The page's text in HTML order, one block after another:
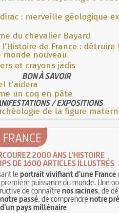
: merveille géologique
du chevalier Bayard
de France : détruire
nouveau
et crayons jadis
BON À SAVOIR
t'aidera
un coq en pâte
/ EXPOSITIONS
de la figure
2000 ANS L'HISTOIRE
DE 1600 ARTICLES ILLUSTRÉS
leportrait vivifiant d'une France
puissance du monde. Une
de connaîtrenos racines, de
notre passé, de comprendrenotre
pays millénaire